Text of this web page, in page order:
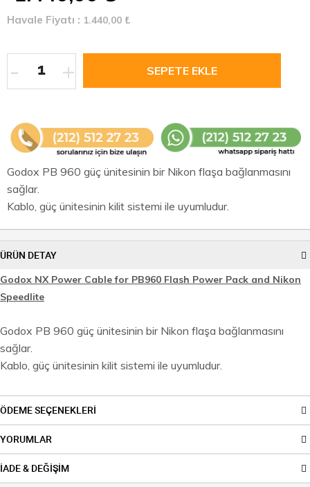
Havale Fiyatı : 1.440,00 ₺
+
-
Godox PB 960 güç ünitesinin bir Nikon flaşa bağlanmasını
sağlar.
Kablo, güç ünitesinin kilit sistemi ile uyumludur.
ÜRÜN DETAY
Godox NX Power Cable for PB960 Flash Power Pack and Nikon
Speedlite
Godox PB 960 güç ünitesinin bir Nikon flaşa bağlanmasını
sağlar.
Kablo, güç ünitesinin kilit sistemi ile uyumludur.
ÖDEME SEÇENEKLERİ
YORUMLAR
İADE & DEĞİŞİM